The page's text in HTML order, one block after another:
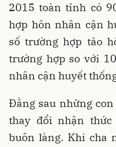
2015 toàn tỉnh có
hợp hôn nhân cận
số trường hợp tảo
trường hợp so với
nhân cận huyết
Đằng sau những
thay đổi nhận
buôn làng. Khi cha